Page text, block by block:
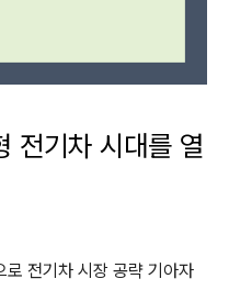
전기차 시대를 열
로 전기차 시장 공략 기아자